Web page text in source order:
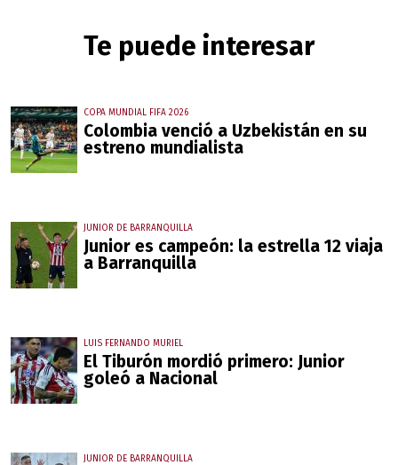
Te puede interesar
COPA MUNDIAL FIFA 2026
Colombia venció a Uzbekistán en su
estreno mundialista
JUNIOR DE BARRANQUILLA
Junior es campeón: la estrella 12 viaja
a Barranquilla
LUIS FERNANDO MURIEL
El Tiburón mordió primero: Junior
goleó a Nacional
JUNIOR DE BARRANQUILLA